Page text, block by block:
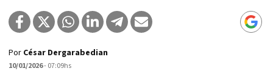
Por César Dergarabedian
10/01/2026- 07:09hs